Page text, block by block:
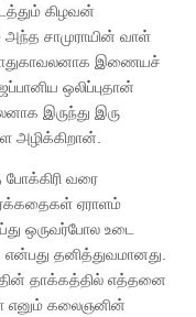
கிழவன்
அந்த சாமுராயின் வாள்
இணையச்
ஒலிப்புதான்
இருந்து இரு
போக்கிரி வரை
ஏராளம்
ஒருவர்போல உடை
தனித்துவமானது.
தாக்கத்தில் எத்தனை
எனும் கலைஞனின்